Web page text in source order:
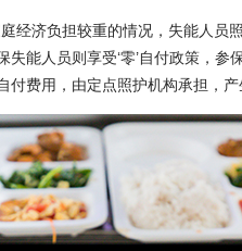
济负担较重的情况，失能人员
能人员则享受‘零’自付政策，
费用，由定点照护机构承担，产